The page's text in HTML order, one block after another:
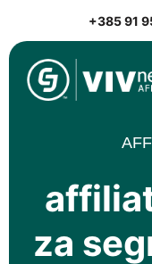
to
content
+385 91
Nejvýkonnější
za